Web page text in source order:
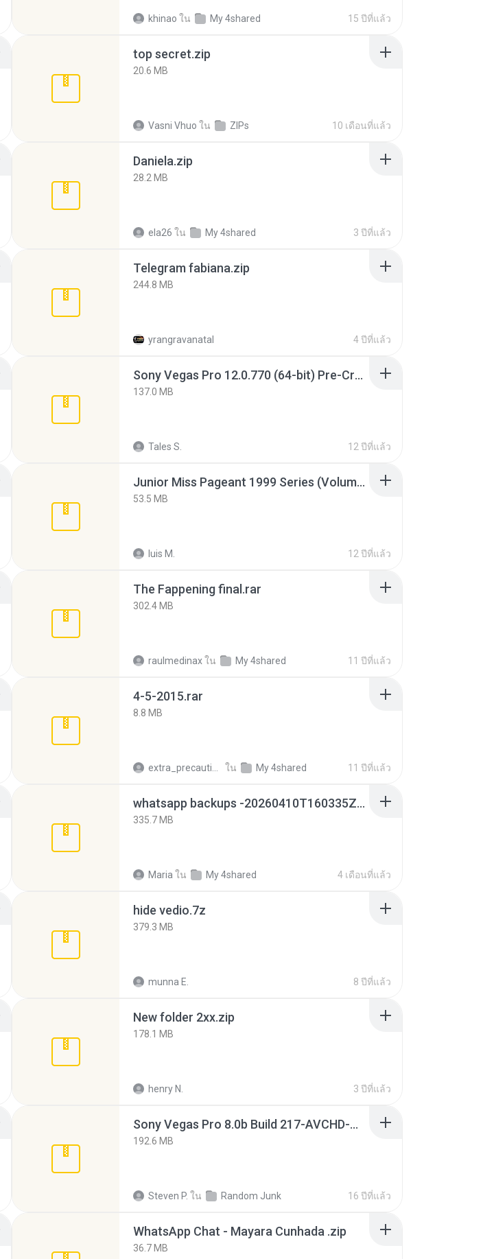
khinao ใน My 4shared 15 ปีที่แล้ว
top secret.zip
20.6 MB
Vasni Vhuo ใน ZIPs 10 เดือนที่แล้ว
Daniela.zip
28.2 MB
ela26 ใน My 4shared 3 ปีที่แล้ว
Telegram fabiana.zip
244.8 MB
yrangravanatal 4 ปีที่แล้ว
Sony Vegas Pro 12.0.770 (64-bit) Pre-Cracked.zip
137.0 MB
Tales S. 12 ปีที่แล้ว
Junior Miss Pageant 1999 Series (Volume I Part I NC 6).7z
53.5 MB
luis M. 12 ปีที่แล้ว
The Fappening final.rar
302.4 MB
raulmedinaxใน My 4shared 11 ปีที่แล้ว
4-5-2015.rar
8.8 MB
ใน My 4shared 11 ปีที่แล้ว
whatsapp backups -20260410T160335Z-3-001.zip
335.7 MB
Maria ใน My 4shared 4 เดือนที่แล้ว
hide vedio.7z
379.3 MB
munna E. 8 ปีที่แล้ว
New folder 2xx.zip
178.1 MB
henry N. 3 ปีที่แล้ว
Sony Vegas Pro 8.0b Build 217-AVCHD-MPG-AC3 FIXED.7z
192.6 MB
Steven P. ใน Random Junk 16 ปีที่แล้ว
WhatsApp Chat - Mayara Cunhada .zip
36.7 MB